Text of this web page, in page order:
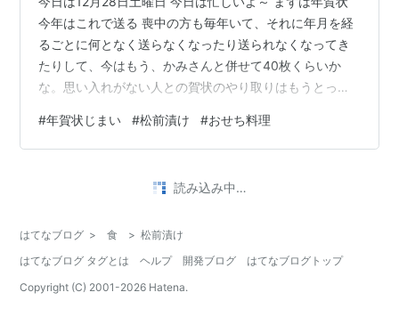
今年はこれで送る 喪中の方も毎年いて、それに年月を経
るごとに何となく送らなくなったり送られなくなってき
たりして、今はもう、かみさんと併せて40枚くらいか
な。思い入れがない人との賀状のやり取りはもうとっく
状はもういいじゃんと思ったりして、普段やり取りもな
いのに年賀状だけつながってたってね。とか、思いつ
ったり。 「年賀状じまい問題」はもう少し先送り。 次は
死んじゃってね。今はもうだれも…
#年賀状じまい #松前漬け #おせち料理
3年前
りになって売っている、松前の素を使いました。 塩数の